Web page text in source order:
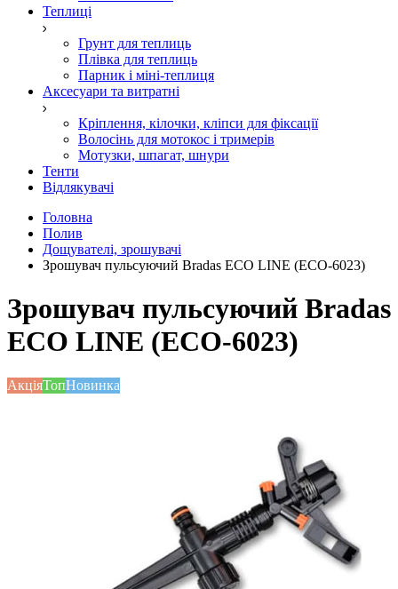
Теплиці
Грунт для теплиць
Плівка для теплиць
Парник і міні-теплиця
Аксесуари та витратні
Кріплення, кілочки, кліпси для фіксації
Волосінь для мотокос і тримерів
Мотузки, шпагат, шнури
Тенти
Відлякувачі
Головна
Полив
Дощувателі, зрошувачі
Зрошувач пульсуючий Bradas ECO LINE (ECO-6023)
Зрошувач пульсуючий Bradas
ECO LINE (ECO-6023)
АкціяТопНовинка